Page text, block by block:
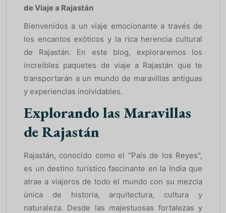
de Viaje a Rajastán
Bienvenidos a un viaje emocionante a través de
los encantos exóticos y la rica herencia cultural
de Rajastán. En este blog, exploraremos los
increíbles paquetes de viaje a Rajastán que te
transportarán a un mundo de maravillas antiguas
y experiencias inolvidables.
Explorando las Maravillas
de Rajastán
Rajastán, conocido como el “País de los Reyes”,
es un destino turístico fascinante en la India que
atrae a viajeros de todo el mundo con su mezcla
única de historia, arquitectura, cultura y
naturaleza. Desde las majestuosas fortalezas y